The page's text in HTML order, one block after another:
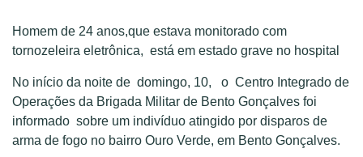
Homem de 24 anos,que estava monitorado com
tornozeleira eletrônica, está em estado grave no hospital
No início da noite de domingo, 10, o Centro Integrado de
Operações da Brigada Militar de Bento Gonçalves foi
informado sobre um indivíduo atingido por disparos de
arma de fogo no bairro Ouro Verde, em Bento Gonçalves.